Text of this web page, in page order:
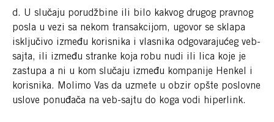
d. U slučaju porudžbine ili bilo kakvog drugog pravnog
posla u vezi sa nekom transakcijom, ugovor se sklapa
isključivo između korisnika i vlasnika odgovarajućeg veb-
sajta, ili između stranke koja robu nudi ili lica koje je
zastupa a ni u kom slučaju između kompanije Henkel i
korisnika. Molimo Vas da uzmete u obzir opšte poslovne
uslove ponuđača na veb-sajtu do koga vodi hiperlink.